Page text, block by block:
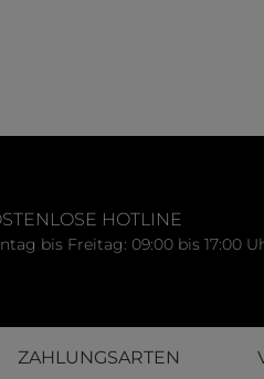
Bewertung von 0 von
HOTLINE
bis Freitag: 09:00 bis 17:00
ZAHLUNGSARTEN